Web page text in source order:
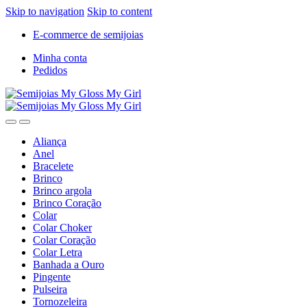
Skip to navigation Skip to content
E-commerce de semijoias
Minha conta
Pedidos
Aliança
Anel
Bracelete
Brinco
Brinco argola
Brinco Coração
Colar
Colar Choker
Colar Coração
Colar Letra
Banhada a Ouro
Pingente
Pulseira
Tornozeleira